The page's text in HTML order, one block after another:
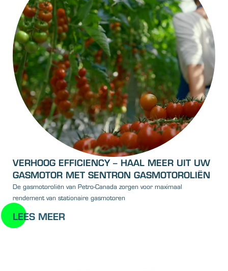
VERHOOG EFFICIENCY – HAAL MEER UIT UW
GASMOTOR MET SENTRON GASMOTOROLIËN
De gasmotoroliën van Petro-Canada zorgen voor maximaal
rendement van stationaire gasmotoren
LEES MEER